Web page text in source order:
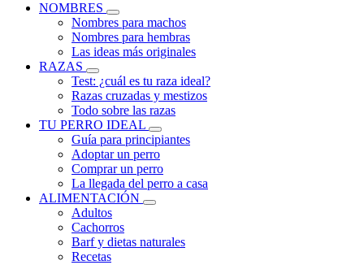
NOMBRES
Nombres para machos
Nombres para hembras
Las ideas más originales
RAZAS
Test: ¿cuál es tu raza ideal?
Razas cruzadas y mestizos
Todo sobre las razas
TU PERRO IDEAL
Guía para principiantes
Adoptar un perro
Comprar un perro
La llegada del perro a casa
ALIMENTACIÓN
Adultos
Cachorros
Barf y dietas naturales
Recetas